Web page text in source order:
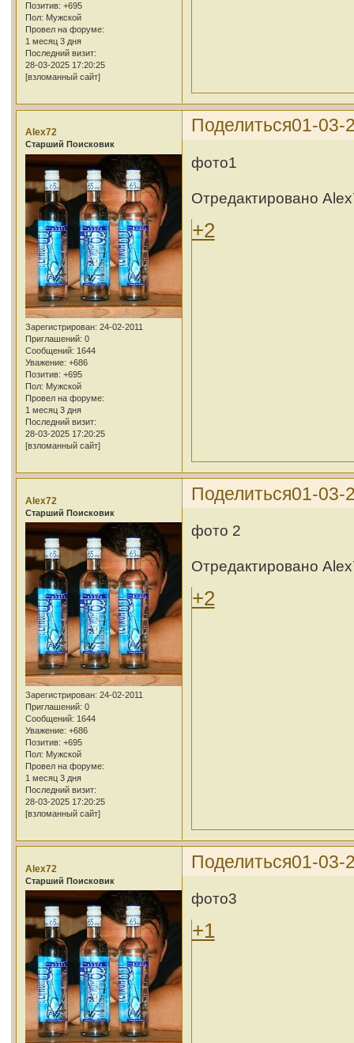
Позитив: +695
Пол: Мужской
Провел на форуме:
1 месяц 3 дня
Последний визит:
28-03-2025 17:20:25
[взломанный сайт]
Поделиться01-03-
Alex72
Cтарший Поисковик
Зарегистрирован: 24-02-2011
Приглашений: 0
Сообщений: 1644
Уважение: +686
Позитив: +695
Пол: Мужской
Провел на форуме:
1 месяц 3 дня
Последний визит:
28-03-2025 17:20:25
[взломанный сайт]
фото1
Отредактировано
+2
Поделиться01-03-
Alex72
Cтарший Поисковик
Зарегистрирован: 24-02-2011
Приглашений: 0
Сообщений: 1644
Уважение: +686
Позитив: +695
Пол: Мужской
Провел на форуме:
1 месяц 3 дня
Последний визит:
28-03-2025 17:20:25
[взломанный сайт]
фото 2
Отредактировано
+2
Поделиться01-03-
Alex72
Cтарший Поисковик
фото3
+1